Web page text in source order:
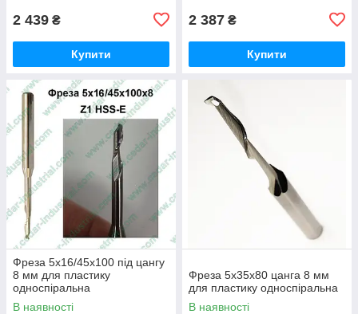
2 439 ₴
Купити
2 387 ₴
Купити
Фреза 5х16/45х100 під цангу
8 мм для пластику
односпіральна
В наявності
Фреза 5х35х80 цанга 8 мм
для пластику односпіральна
В наявності